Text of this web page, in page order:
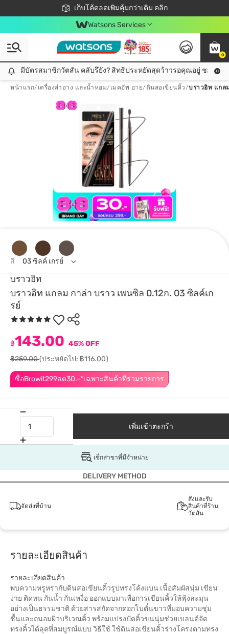
เก็บโค้ดลดเพิ่มคุ้มกว่าเดิม คลิก
ชอปออนไลน์ครั้งแรก ลดเพิ่มจุก ๆ 10%! 🎉
📦ส่งฟรี! เมื่อชอป 499฿
สมาชิกวัตสัน คลับดียังไง?
Watsons Services
0
มีบัตรสมาชิกวัตสัน คลับรึยัง? สิทธิประหยัดสุดว้าวรอคุณอยู่ ชอปคุ้มกว่าเดิม คลิก!
มีบัตรสมาชิกวัตสัน คลับรึยัง? สิทธิประหยัดสุดว้าวรอคุณอยู่ ชอปคุ้มก
หน้าแรก/ เครื่องสำอาง และน้ำหอม/ เมคอัพ อาย/ ดินสอเขียนคิ้ว/บราวอิท แกล
บราวอิท
บราวอิท แกลม กาล่า บราว เพนซิล 0.12ก. 03 ซิลค์เก
รย์
ซื้อBrowit299ลด30.-*เฉพาะสินค้าที่ร่วมรายการ
฿143.00 45% OFF
฿259.00(ประหยัดไป: ฿116.00)
สี 03 ซิลค์ เกรย์
เพิ่มเข้าตะกร้า
เช็กสาขาที่มีจำหน่าย
DELIVERY METHOD
จัดส่งที่บ้าน
สั่งและรับ
สินค้าที่ร้าน
วัตสัน
รายละเอียดสินค้า
รายละเอียดสินค้า
พบความหรูหรากับดินสอเขียนคิ้วรูปทรงโค้งแบน เนื้อสัมผัสนุ่ม เขียน
ง่าย ติดทน กันน้ำ กันเหงื่อ ออกแบบมาเพื่อการเขียนคิ้วให้ฟุ้งละมุน
อย่างเป็นธรรมชาติ ด้วยสารสกัดจากดอกโบตั๋นขาวที่มอบความชุ่ม
ชื้นและถนอมผิวบริเวณคิ้ว พร้อมแปรงปัดคิ้วขนนุ่มช่วยเบลนด์จัด
ทรงคิ้วได้ลุคที่สมบูรณ์แบบ วิธีใช้ ใช้ดินสอเขียนคิ้วร่างโครงตามทรง